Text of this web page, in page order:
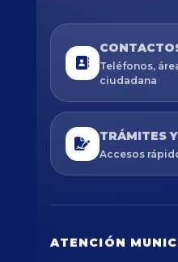
Teléfonos,
ciudadana
TRÁMITES
Accesos
ATENCIÓN